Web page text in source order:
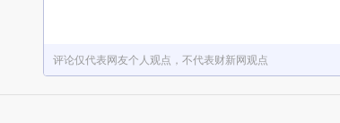
评论仅代表网友个人观点，不代表财新网观点